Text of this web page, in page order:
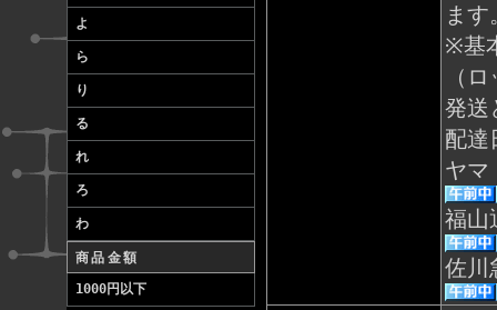
よ
ら
り
る
れ
ろ
わ
商品金額
1000円以下
ます
※基
（
発送
配達
ヤマ
福山
佐川